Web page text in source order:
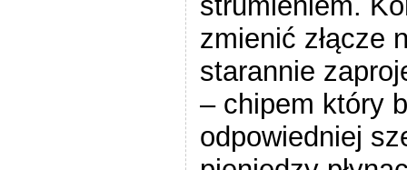
zmienić złącze
starannie
– chipem który
odpowiedniej